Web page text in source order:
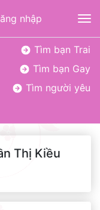
nhập
Tìm bạn Trai
Tìm bạn Gay
Tìm người yêu
Thị Kiều